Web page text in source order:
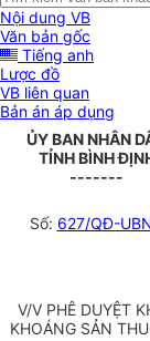
Nội dung VB
Văn bản gốc
Tiếng anh
Lược đồ
VB liên quan
Bản án áp dụng
ỦY BAN NHÂN
TỈNH BÌNH
-------
Số: 627/QĐ-
V/V PHÊ DUYỆT
KHOÁNG SẢN